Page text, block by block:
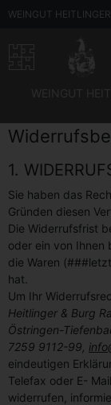
WEINGUT HEITLINGER
1.
Sie haben das
Gründen diesen
Die Widerrufsfrist
oder ein von Ihnen
die Waren
hat.
Um Ihr
Heitlinger & Burg
Östringen-
7259 9112-99,
eindeutigen
Telefax oder E-
widerrufen,